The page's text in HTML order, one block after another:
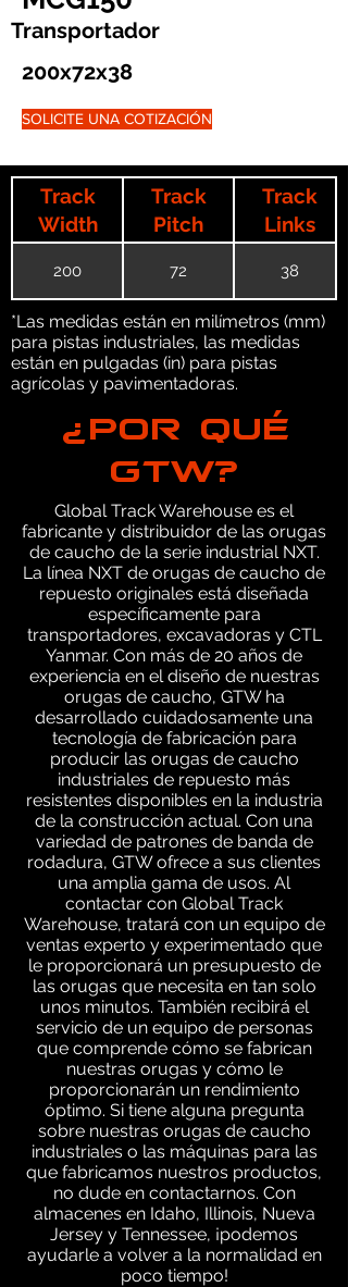
Transportador
200x72x38
SOLICITE UNA COTIZACIÓN
Track
Width
Track
Pitch
Track
Links
200 72 38
*Las medidas están en milímetros (mm)
para pistas industriales, las medidas
están en pulgadas (in) para pistas
agrícolas y pavimentadoras.
¿POR QUÉ
GTW?
Global Track Warehouse es el
fabricante y distribuidor de las orugas
de caucho de la serie industrial NXT.
La línea NXT de orugas de caucho de
repuesto originales está diseñada
específicamente para
transportadores, excavadoras y CTL
Yanmar. Con más de 20 años de
experiencia en el diseño de nuestras
orugas de caucho, GTW ha
desarrollado cuidadosamente una
tecnología de fabricación para
producir las orugas de caucho
industriales de repuesto más
resistentes disponibles en la industria
de la construcción actual. Con una
variedad de patrones de banda de
rodadura, GTW ofrece a sus clientes
una amplia gama de usos. Al
contactar con Global Track
Warehouse, tratará con un equipo de
ventas experto y experimentado que
le proporcionará un presupuesto de
las orugas que necesita en tan solo
unos minutos. También recibirá el
servicio de un equipo de personas
que comprende cómo se fabrican
nuestras orugas y cómo le
proporcionarán un rendimiento
óptimo. Si tiene alguna pregunta
sobre nuestras orugas de caucho
industriales o las máquinas para las
que fabricamos nuestros productos,
no dude en contactarnos. Con
almacenes en Idaho, Illinois, Nueva
Jersey y Tennessee, ¡podemos
ayudarle a volver a la normalidad en
poco tiempo!